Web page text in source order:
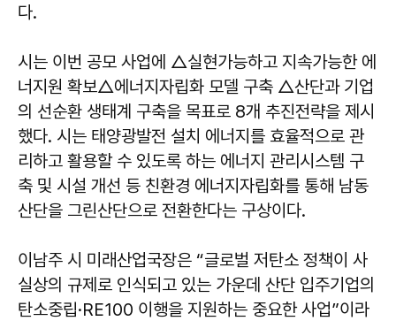
다.
시는 이번 공모 사업에 △실현가능하고 지속가능한 에
너지원 확보△에너지자립화 모델 구축 △산단과 기업
의 선순환 생태계 구축을 목표로 8개 추진전략을 제시
했다. 시는 태양광발전 설치 에너지를 효율적으로 관
리하고 활용할 수 있도록 하는 에너지 관리시스템 구
축 및 시설 개선 등 친환경 에너지자립화를 통해 남동
산단을 그린산단으로 전환한다는 구상이다.
이남주 시 미래산업국장은 “글로벌 저탄소 정책이 사
실상의 규제로 인식되고 있는 가운데 산단 입주기업의
탄소중립·RE100 이행을 지원하는 중요한 사업”이라